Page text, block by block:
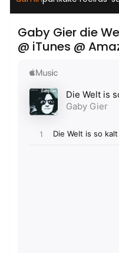
Gaby Gier die
@ iTunes @